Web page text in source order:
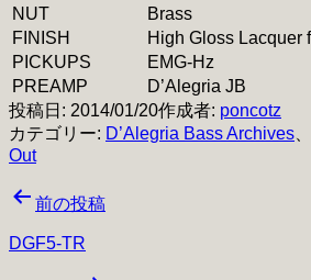
NUT
Brass
FINISH
High Gloss Lacquer
PICKUPS
EMG-Hz
PREAMP
D’Alegria JB
投稿日: 2014/01/20作成者: poncotz
カテゴリー: D’Alegria Bass Archives
Out
投
稿
前の投稿
DGF5-TR